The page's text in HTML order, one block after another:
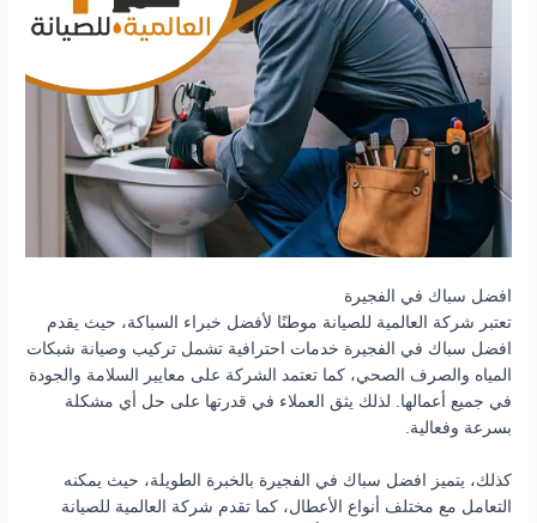
افضل سباك في الفجيرة
تعتبر شركة العالمية للصيانة موطنًا لأفضل خبراء السباكة، حيث يقدم
افضل سباك في الفجيرة خدمات احترافية تشمل تركيب وصيانة شبكات
المياه والصرف الصحي، كما تعتمد الشركة على معايير السلامة والجودة
في جميع أعمالها. لذلك يثق العملاء في قدرتها على حل أي مشكلة
بسرعة وفعالية.
كذلك، يتميز افضل سباك في الفجيرة بالخبرة الطويلة، حيث يمكنه
التعامل مع مختلف أنواع الأعطال، كما تقدم شركة العالمية للصيانة